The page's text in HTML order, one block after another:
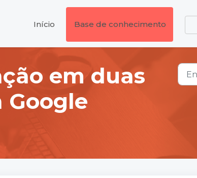
Início
Base de conhecimento
em duas
Google